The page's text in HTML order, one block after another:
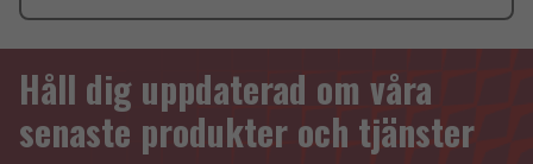
Håll dig uppdaterad om våra
senaste produkter och tjänster